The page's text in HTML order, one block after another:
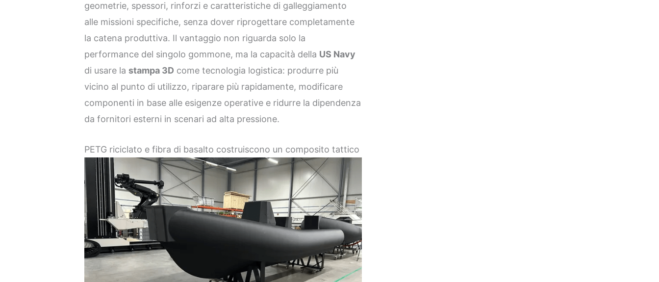
geometrie, spessori, rinforzi e caratteristiche di galleggiamento
alle missioni specifiche, senza dover riprogettare completamente
la catena produttiva. Il vantaggio non riguarda solo la
performance del singolo gommone, ma la capacità della US Navy
di usare la stampa 3D come tecnologia logistica: produrre più
vicino al punto di utilizzo, riparare più rapidamente, modificare
componenti in base alle esigenze operative e ridurre la dipendenza
da fornitori esterni in scenari ad alta pressione.
PETG riciclato e fibra di basalto costruiscono un composito tattico